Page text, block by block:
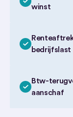
winst
bedrijfslast
Btw-
aanschaf